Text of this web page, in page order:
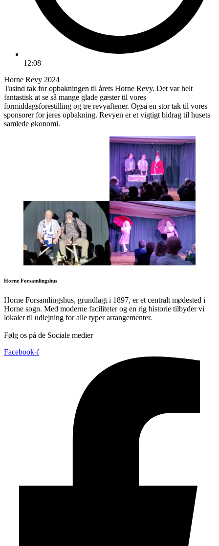
12:08
Horne Revy 2024
Tusind tak for opbakningen til årets Horne Revy. Det var helt
fantastisk at se så mange glade gæster til vores
formiddagsforestilling og tre revyaftener. Også en stor tak til vores
sponsorer for jeres opbakning. Revyen er et vigtigt bidrag til husets
samlede økonomi.
Horne Forsamlingshus
Horne Forsamlingshus, grundlagt i 1897, er et centralt mødested i
Horne sogn. Med moderne faciliteter og en rig historie tilbyder vi
lokaler til udlejning for alle typer arrangementer.
Følg os på de Sociale medier
Facebook-f